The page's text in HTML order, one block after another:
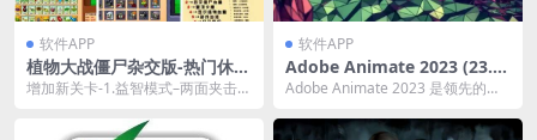
软件APP
植物大战僵尸杂交版-热门休闲
游戏 v2.5.1 / 融合版 v2.1.3
增加新关卡-1.益智模式–两面夹击模
软件APP
Adobe Animate 2023 (23.0.
2.103) 绿色特别版
Adobe Animate 2023 是领先的动
动...